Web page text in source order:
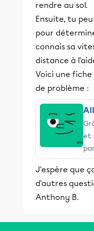
rendre au sol.
Ensuite, tu
pour
connais sa
distance à
Voici une
de problème :
et
J'espère que
d'autres
Anthony B.